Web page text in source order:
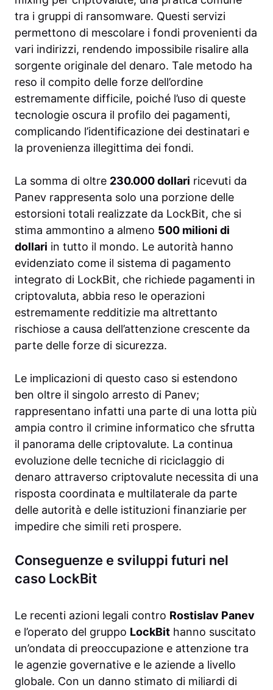
tra i gruppi di ransomware. Questi servizi
permettono di mescolare i fondi provenienti da
vari indirizzi, rendendo impossibile risalire alla
sorgente originale del denaro. Tale metodo ha
reso il compito delle forze dell’ordine
estremamente difficile, poiché l’uso di queste
tecnologie oscura il profilo dei pagamenti,
complicando l’identificazione dei destinatari e
la provenienza illegittima dei fondi.
La somma di oltre 230.000 dollari ricevuti da
Panev rappresenta solo una porzione delle
estorsioni totali realizzate da LockBit, che si
stima ammontino a almeno 500 milioni di
dollari in tutto il mondo. Le autorità hanno
evidenziato come il sistema di pagamento
integrato di LockBit, che richiede pagamenti in
criptovaluta, abbia reso le operazioni
estremamente redditizie ma altrettanto
rischiose a causa dell’attenzione crescente da
parte delle forze di sicurezza.
Le implicazioni di questo caso si estendono
ben oltre il singolo arresto di Panev;
rappresentano infatti una parte di una lotta più
ampia contro il crimine informatico che sfrutta
il panorama delle criptovalute. La continua
evoluzione delle tecniche di riciclaggio di
denaro attraverso criptovalute necessita di una
risposta coordinata e multilaterale da parte
delle autorità e delle istituzioni finanziarie per
impedire che simili reti prospere.
Conseguenze e sviluppi futuri nel
caso LockBit
Le recenti azioni legali contro Rostislav Panev
e l’operato del gruppo LockBit hanno suscitato
un’ondata di preoccupazione e attenzione tra
le agenzie governative e le aziende a livello
globale. Con un danno stimato di miliardi di